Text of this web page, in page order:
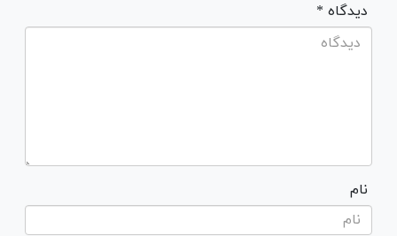
* دیدگاه
نام